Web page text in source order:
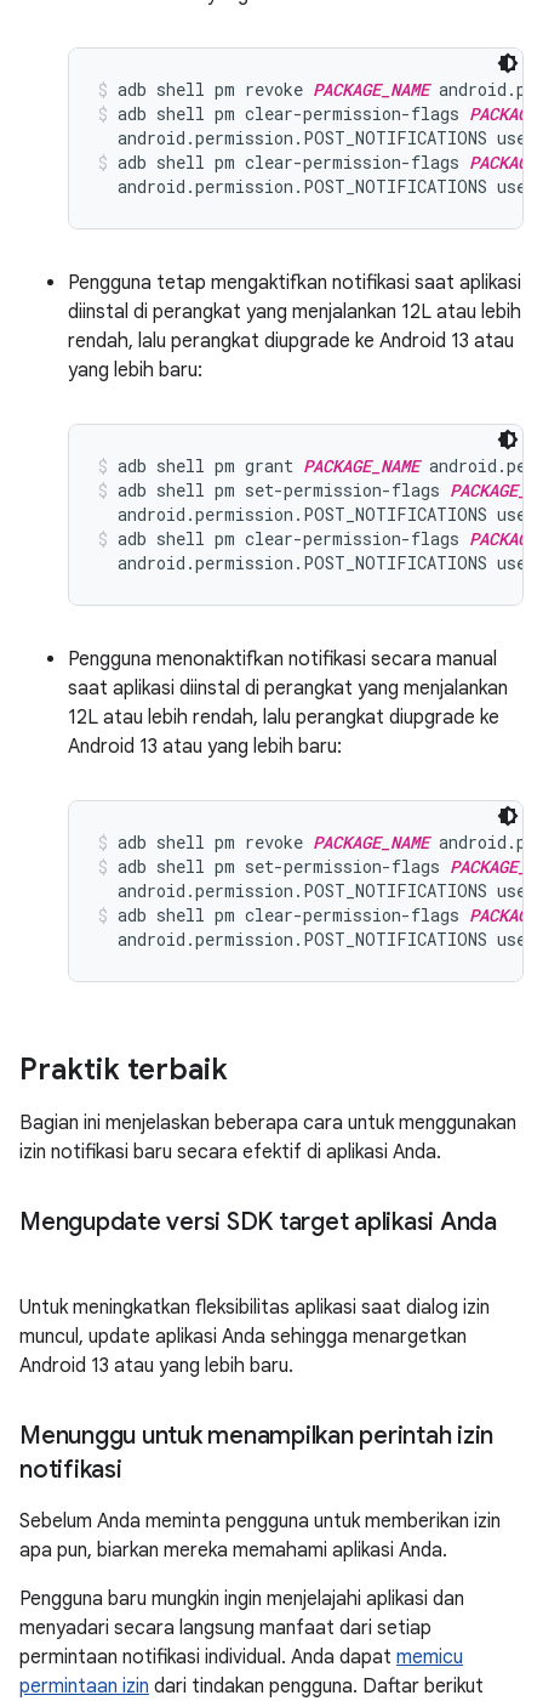
adb shell pm revoke PACKAGE_NAME
adb shell pm clear-permission-flags
android.permission.POST_NOTIFICATIONS
adb shell pm clear-permission-flags
android.permission.POST_NOTIFICATIONS
Pengguna tetap mengaktifkan notifikasi saat aplikasi
diinstal di perangkat yang menjalankan 12L atau lebih
rendah, lalu perangkat diupgrade ke Android 13 atau
yang lebih baru:
adb shell pm grant PACKAGE_NAME
adb shell pm set-permission-flags
android.permission.POST_NOTIFICATIONS
adb shell pm clear-permission-flags
android.permission.POST_NOTIFICATIONS
Pengguna menonaktifkan notifikasi secara manual
saat aplikasi diinstal di perangkat yang menjalankan
12L atau lebih rendah, lalu perangkat diupgrade ke
Android 13 atau yang lebih baru:
adb shell pm revoke PACKAGE_NAME
adb shell pm set-permission-flags
android.permission.POST_NOTIFICATIONS
adb shell pm clear-permission-flags
android.permission.POST_NOTIFICATIONS
Praktik terbaik
Bagian ini menjelaskan beberapa cara untuk menggunakan
izin notifikasi baru secara efektif di aplikasi Anda.
Mengupdate versi SDK target aplikasi Anda
Untuk meningkatkan fleksibilitas aplikasi saat dialog izin
muncul, update aplikasi Anda sehingga menargetkan
Android 13 atau yang lebih baru.
Menunggu untuk menampilkan perintah izin
notifikasi
Sebelum Anda meminta pengguna untuk memberikan izin
apa pun, biarkan mereka memahami aplikasi Anda.
Pengguna baru mungkin ingin menjelajahi aplikasi dan
menyadari secara langsung manfaat dari setiap
permintaan notifikasi individual. Anda dapat memicu
permintaan izin dari tindakan pengguna. Daftar berikut